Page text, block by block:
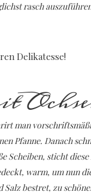
rasch
Delikatesse!
man
Pfanne. Danach
Scheiben, sticht
warm, um nun
bestret, zu